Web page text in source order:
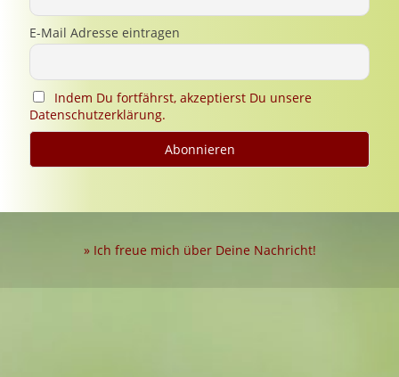
E-Mail Adresse eintragen
Indem Du fortfährst, akzeptierst Du unsere
Datenschutzerklärung.
» Ich freue mich über Deine Nachricht!